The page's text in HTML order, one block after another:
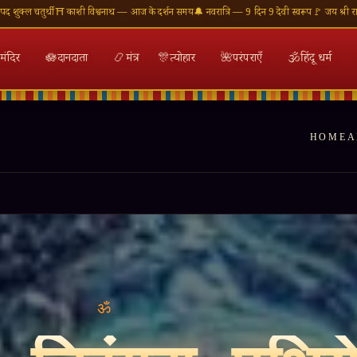
— आज के दर्शन समय🔔 नवरात्रि — 9 दिन 9 देवी स्वरूप🚩 जय श्री राम — राम मंदिर अयोध्या🕉 ॐ
मंदिर 🪷दानदाता 📿मंत्र 🎊त्योहार 🌺परंपराएँ 🕉हिंदू धर्म
HOME
शान्तिः शान्तिः ॥